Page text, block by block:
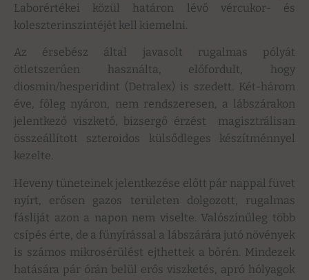
Laborértékei közül határon lévő vércukor- és
koleszterinszintéjét kell kiemelni.
Az érsebész által javasolt rugalmas pólyát
ötletszerűen használta, előfordult, hogy
diosmin/hesperidint (Detralex) is szedett. Két-három
éve, főleg nyáron, nem rendszeresen, a lábszárakon
jelentkező viszkető, bizsergő érzést magisztrálisan
összeállított szteroidos külsődleges készítménnyel
kezelte.
Heveny tüneteinek jelentkezése előtt pár nappal füvet
nyírt, erősen gazos területen dolgozott, rugalmas
fásliját azon a napon nem viselte. Valószínűleg több
csípés érte, de a fűnyírással a lábszárára jutó növények
is számos mikrosérülést ejthettek a bőrén. Mindezek
hatására pár órán belül erős viszketés, apró hólyagok